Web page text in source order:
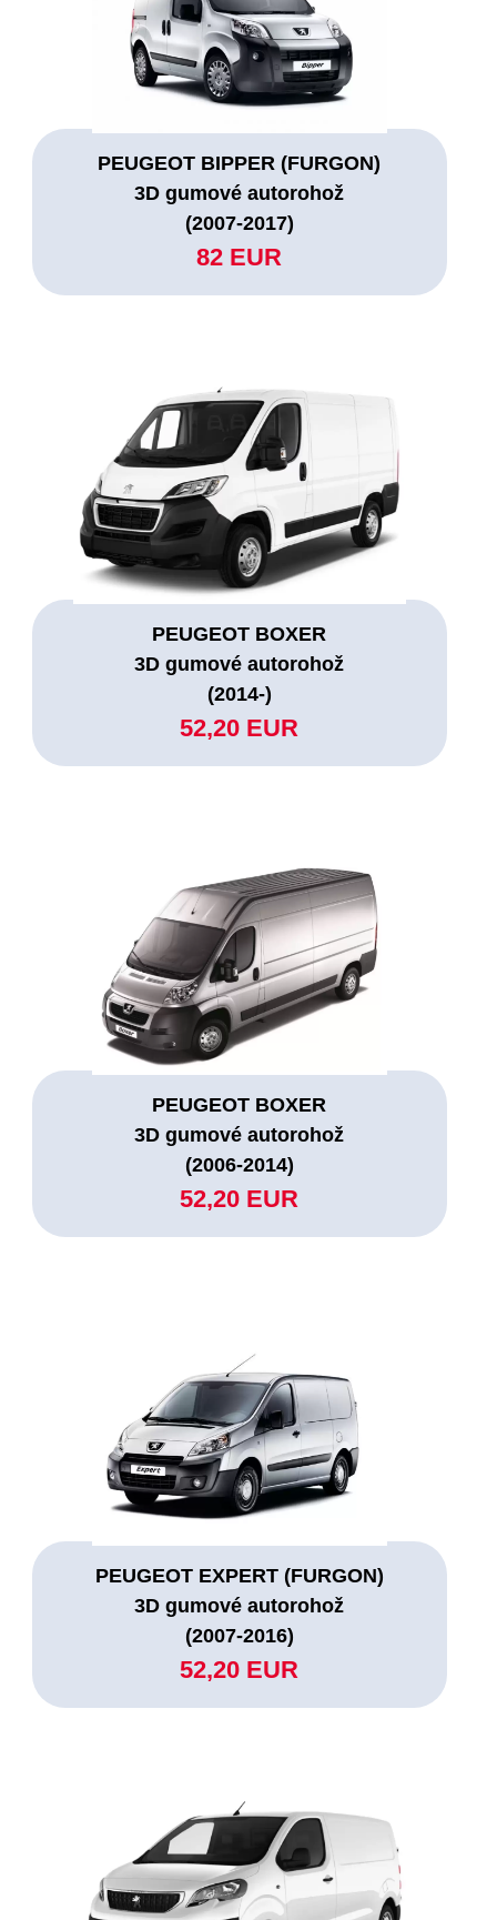
PEUGEOT BIPPER (FURGON)
3D gumové autorohož
(2007-2017)
82 EUR
PEUGEOT BOXER
3D gumové autorohož
(2014-)
52,20 EUR
PEUGEOT BOXER
3D gumové autorohož
(2006-2014)
52,20 EUR
PEUGEOT EXPERT (FURGON)
3D gumové autorohož
(2007-2016)
52,20 EUR